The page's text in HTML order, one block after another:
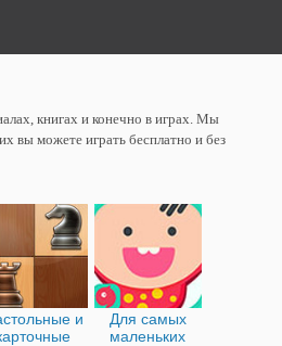
книгах и конечно в играх. Мы
вы можете играть бесплатно и без
и
Для самых
маленьких